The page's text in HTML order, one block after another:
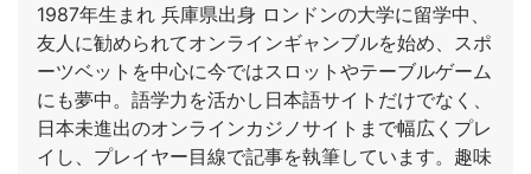
1987年生まれ 兵庫県出身 ロンドンの大学に留学中、
友人に勧められてオンラインギャンブルを始め、スポ
ーツベットを中心に今ではスロットやテーブルゲーム
にも夢中。語学力を活かし日本語サイトだけでなく、
日本未進出のオンラインカジノサイトまで幅広くプレ
イし、プレイヤー目線で記事を執筆しています。趣味